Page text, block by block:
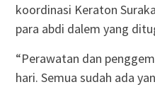
koordinasi Keraton
para abdi dalem yang
“Perawatan dan
hari. Semua sudah ada